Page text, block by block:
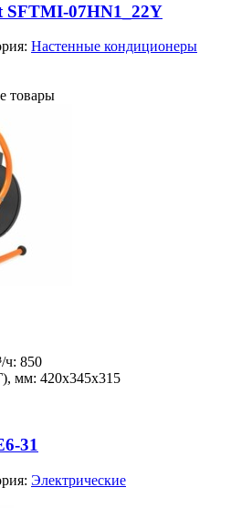
SFTMI-07HN1_22Y
Настенные кондиционеры
товары
ч: 850
мм: 420x345x315
31
Электрические